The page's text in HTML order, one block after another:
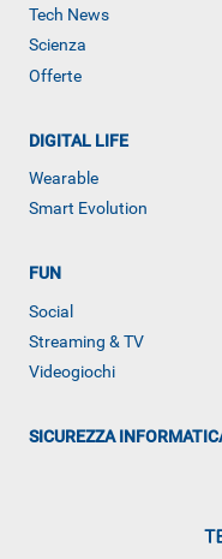
Libero Tecnologia è un
Tech News
Scienza
Offerte
DIGITAL LIFE
Wearable
Smart Evolution
FUN
Social
Streaming & TV
Videogiochi
SICUREZZA